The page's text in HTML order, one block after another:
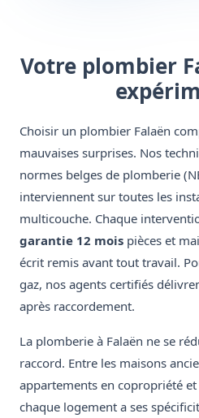
Votre plombier
Choisir un plombier Falaën
mauvaises surprises. Nos
normes belges de plomberie
interviennent sur toutes les
multicouche. Chaque
garantie 12 mois pièces et
écrit remis avant tout travail.
gaz, nos agents certifiés
après raccordement.
La plomberie à Falaën ne se
raccord. Entre les maisons
appartements en copropriété
chaque logement a ses